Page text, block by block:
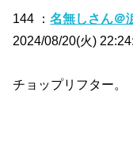
144 ：名無しさん＠
2024/08/20(火)
チョップリフター。